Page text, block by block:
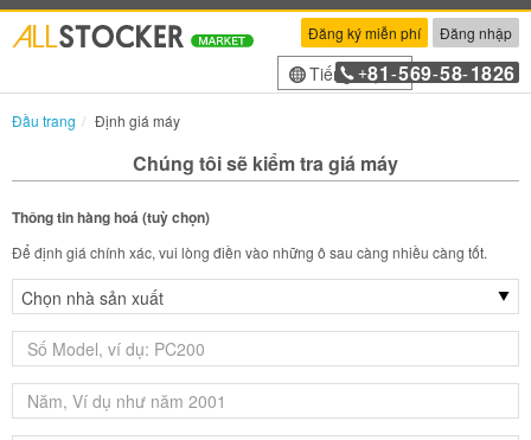
Đăng ký miễn phí Đăng nhập
Tiếng Việt
+81 -569-58-1826
Đầu trang Định giá máy
Chúng tôi sẽ kiểm tra giá máy
Thông tin hàng hoá (tuỳ chọn)
Để định giá chính xác, vui lòng điền vào những ô sau càng nhiều càng tốt.